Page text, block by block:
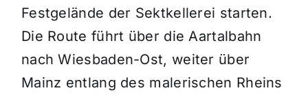
Festgelände der Sektkellerei starten.
Die Route führt über die Aartalbahn
nach Wiesbaden-Ost, weiter über
Mainz entlang des malerischen Rheins